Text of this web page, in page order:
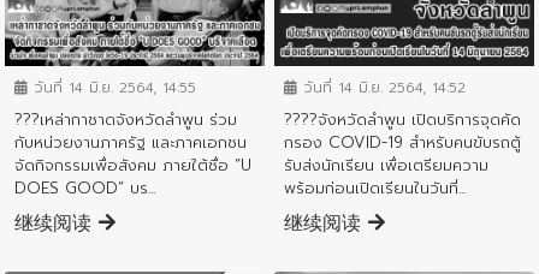
ข่าวประชาสัมพันธ์
วันที่ 14 มิ.ย. 2564, 14:55
???เหล่ากาชาดจังหวัดลำพูน ร่วม
กับหน่วยงานภาครัฐ และภาคเอกชน
จัดกิจกรรมเพื่อสังคม ภายใต้ชื่อ “U
DOES GOOD” บร...
继续阅读
ข่าวประชาสัมพันธ์
วันที่ 14 มิ.ย. 2564, 14:52
????จังหวัดลำพูน เปิดบริการจุดคัด
กรอง COVID-19 สำหรับคนขับรถตู้
รับส่งนักเรียน เพื่อเตรียมความ
พร้อมก่อนเปิดเรียนในวันที่...
继续阅读